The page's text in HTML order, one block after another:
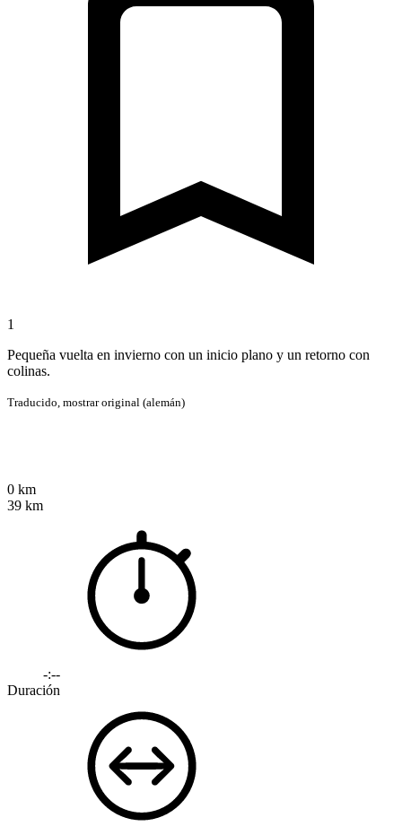
1
Pequeña vuelta en invierno con un inicio plano y un retorno con
colinas.
Traducido, mostrar original (alemán)
0 km
39 km
-:--
Duración